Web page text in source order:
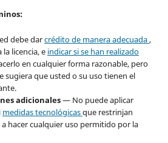
debe darcrédito de manera adecuada,
licencia, e indicar si se han realizado
en cualquier forma razonable, pero
sugiera que usted o su uso tienen el
adicionales— No puede aplicar
medidas tecnológicasque restrinjan
hacer cualquier uso permitido por la